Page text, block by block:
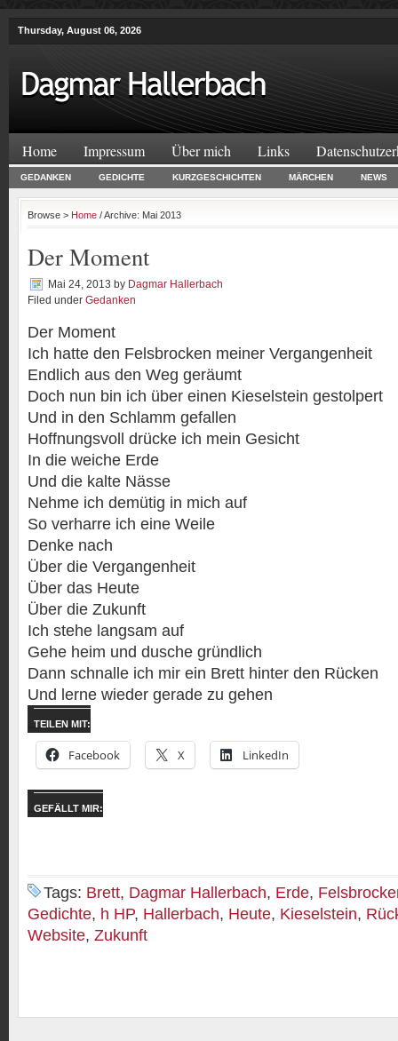
Thursday, August 06, 2026
Home Impressum Über mich Links
GEDANKEN GEDICHTE KURZGESCHICHTEN MÄRCHEN NEWS
Browse > Home / Archive: Mai 2013
Der Moment
Mai 24, 2013 by Dagmar Hallerbach
Filed under Gedanken
Der Moment
Ich hatte den Felsbrocken meiner Vergangenheit
Endlich aus den Weg geräumt
Doch nun bin ich über einen Kieselstein gestolpert
Und in den Schlamm gefallen
Hoffnungsvoll drücke ich mein Gesicht
In die weiche Erde
Und die kalte Nässe
Nehme ich demütig in mich auf
So verharre ich eine Weile
Denke nach
Über die Vergangenheit
Über das Heute
Über die Zukunft
Ich stehe langsam auf
Gehe heim und dusche gründlich
Dann schnalle ich mir ein Brett hinter den Rücken
Und lerne wieder gerade zu gehen
TEILEN MIT:
Facebook X LinkedIn
GEFÄLLT MIR:
Tags: Brett, Dagmar Hallerbach, Erde,
Gedichte, h HP, Hallerbach, Heute, Kieselstein,
Website, Zukunft